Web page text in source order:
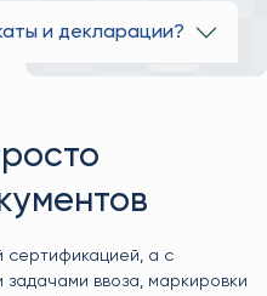
и декларации?
сертификацией, а с
ввоза, маркировки